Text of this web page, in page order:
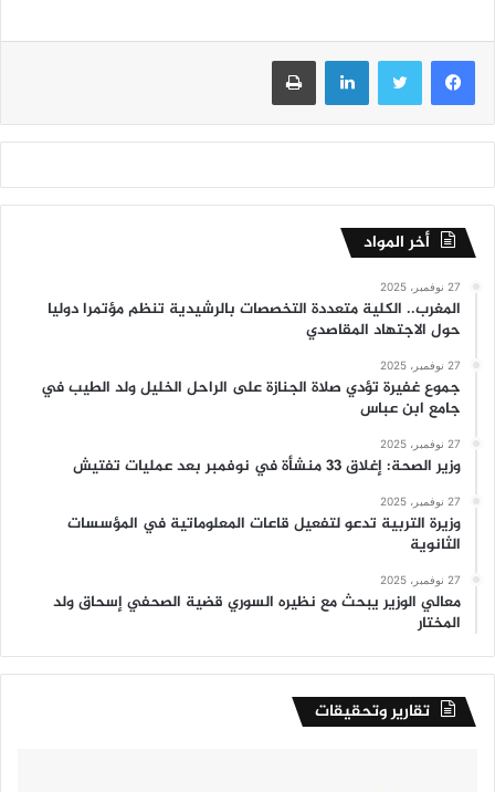
فيسبوك تويتر لينكدإن طباعة
أخر المواد
27 نوفمبر، 2025
المغرب.. الكلية متعددة التخصصات بالرشيدية تنظم مؤتمرا دوليا
حول الاجتهاد المقاصدي
27 نوفمبر، 2025
جموع غفيرة تؤدي صلاة الجنازة على الراحل الخليل ولد الطيب في
جامع ابن عباس
27 نوفمبر، 2025
وزير الصحة: إغلاق 33 منشأة في نوفمبر بعد عمليات تفتيش
27 نوفمبر، 2025
وزيرة التربية تدعو لتفعيل قاعات المعلوماتية في المؤسسات
الثانوية
27 نوفمبر، 2025
معالي الوزير يبحث مع نظيره السوري قضية الصحفي إسحاق ولد
المختار
تقارير وتحقيقات